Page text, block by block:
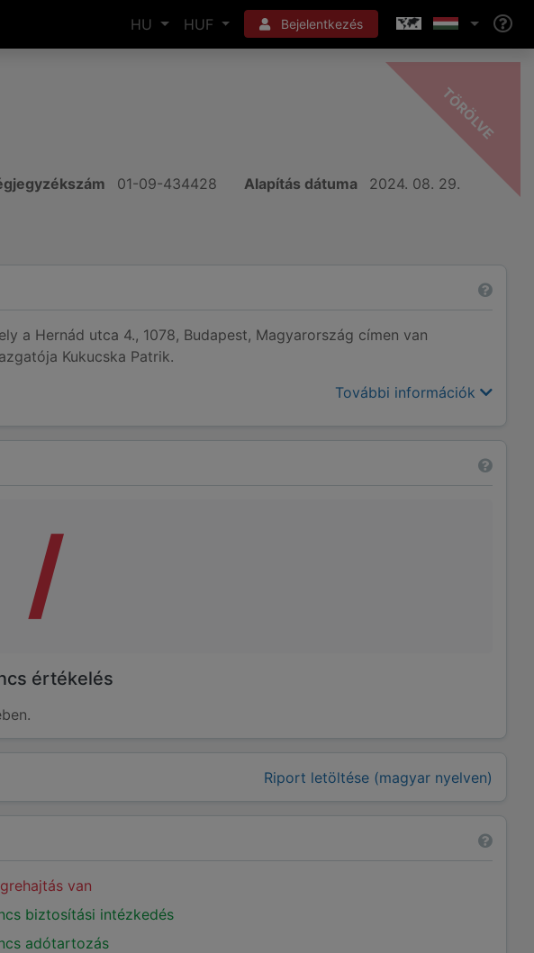
HU HUF Bejelentkezés
-
E
01-09-434428 Alapítás dátuma
2024. 08. 29.
a Hernád utca 4., 1078, Budapest, Magyarország címen van
Kukucska Patrik.
További információk
Riport letöltése (magyar nyelven)
/
értékelés
van
biztosítási intézkedés
adótartozás